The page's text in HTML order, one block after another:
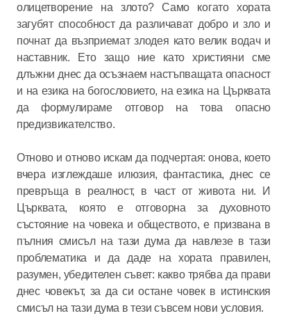
олицетворение на злото? Само когато хората
загубят способност да различават добро и зло и
почнат да възприемат злодея като велик водач и
наставник. Ето защо ние като християни сме
длъжни днес да осъзнаем настъпващата опасност
и на езика на богословието, на езика на Църквата
да формулираме отговор на това опасно
предизвикателство.
Отново и отново искам да подчертая: онова, което
вчера изглеждаше илюзия, фантастика, днес се
превръща в реалност, в част от живота ни. И
Църквата, която е отговорна за духовното
състояние на човека и обществото, е призвана в
пълния смисъл на тази дума да навлезе в тази
проблематика и да даде на хората правилен,
разумен, убедителен съвет: какво трябва да прави
днес човекът, за да си остане човек в истинския
смисъл на тази дума в тези съвсем нови условия.